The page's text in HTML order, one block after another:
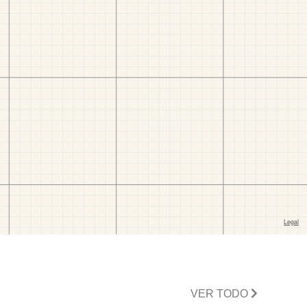
VER TODO